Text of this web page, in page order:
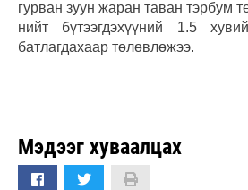
гурван зуун жаран таван тэрбум
нийт бүтээгдэхүүний 1.5
батлагдахаар төлөвлөжээ.
Мэдээг хуваалцах